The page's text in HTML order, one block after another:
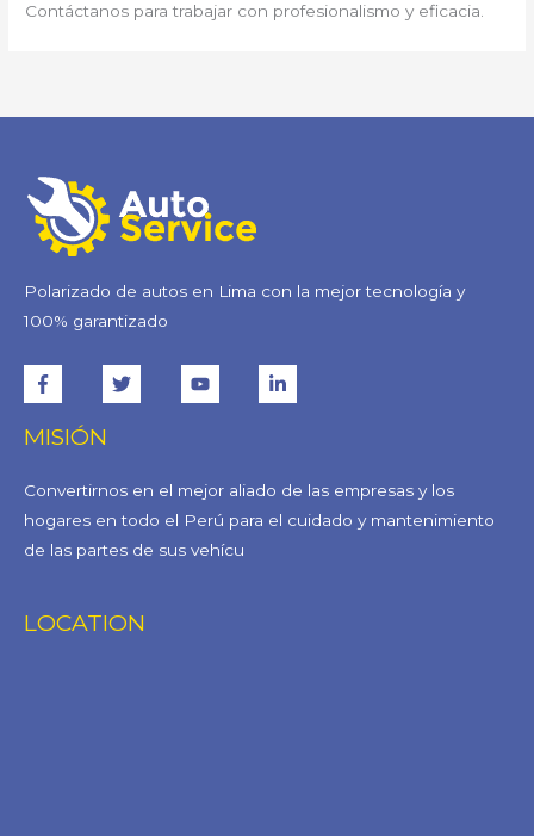
Contáctanos para trabajar con profesionalismo y eficacia.
Polarizado de autos en Lima con la mejor tecnología y
100% garantizado
MISIÓN
Convertirnos en el mejor aliado de las empresas y los
hogares en todo el Perú para el cuidado y mantenimiento
de las partes de sus vehícu
LOCATION